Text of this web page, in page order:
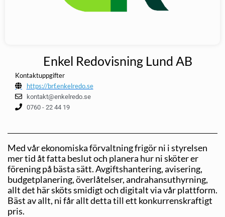
Enkel Redovisning Lund AB
Kontaktuppgifter
https://brf.enkelredo.se
kontakt@enkelredo.se
0760 - 22 44 19
Med vår ekonomiska förvaltning frigör ni i styrelsen
mer tid åt fatta beslut och planera hur ni sköter er
förening på bästa sätt. Avgiftshantering, avisering,
budgetplanering, överlåtelser, andrahansuthyrning,
allt det här sköts smidigt och digitalt via vår plattform.
Bäst av allt, ni får allt detta till ett konkurrenskraftigt
pris.